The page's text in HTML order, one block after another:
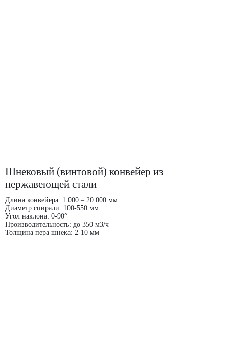
Шнековый (винтовой) конвейер из
нержавеющей стали
Длина конвейера: 1 000 – 20 000 мм
Диаметр спирали: 100-550 мм
Угол наклона: 0-90°
Производительность: до 350 м3/ч
Толщина пера шнека: 2-10 мм